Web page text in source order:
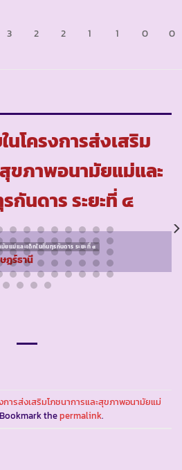
3 2 2 1 1 0 0
นโครงการส่งเสริม
ขภาพอนามัยแม่และ
กันดาร ระยะที่ ๔
ยแม่และเด็กในถิ่นทุรกันดาร ระยะที่ ๔
ฏร์ธานี
การส่งเสริมโภชนาการและสุขภาพอนามัยแม่
thepermalink.